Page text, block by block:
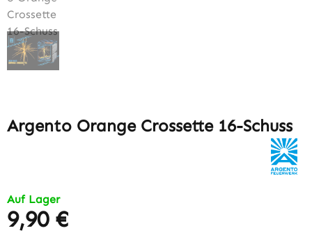
Argento Orange Crossette 16-Schuss
Auf Lager
Regulärer Preis:
9,90 €